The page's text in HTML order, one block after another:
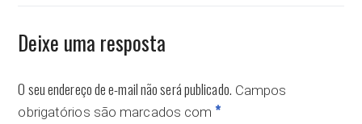
Deixe uma resposta
O seu endereço de e-mail não será publicado. Campos
obrigatórios são marcados com *